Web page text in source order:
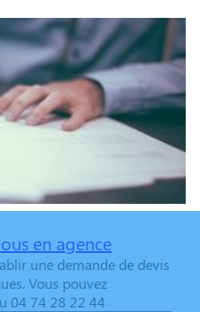
en agence
une demande de devis
Vous pouvez
04 74 28 22 44